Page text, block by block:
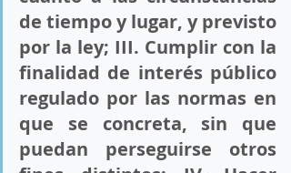
de tiempo y lugar, y previsto
por la ley; III. Cumplir con la
finalidad de interés público
regulado por las normas en
que se concreta, sin que
puedan perseguirse otros